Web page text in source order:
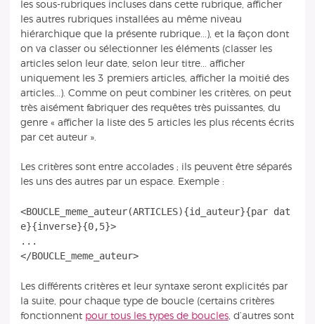
les sous-rubriques incluses dans cette rubrique, afficher
les autres rubriques installées au même niveau
hiérarchique que la présente rubrique...), et la façon dont
on va classer ou sélectionner les éléments (classer les
articles selon leur date, selon leur titre... afficher
uniquement les 3 premiers articles, afficher la moitié des
articles...). Comme on peut combiner les critères, on peut
très aisément fabriquer des requêtes très puissantes, du
genre « afficher la liste des 5 articles les plus récents écrits
par cet auteur ».
Les critères sont entre accolades ; ils peuvent être séparés
les uns des autres par un espace. Exemple :
<BOUCLE_meme_auteur(ARTICLES){id_auteur}{par dat
e}{inverse}{0,5}>
...
</BOUCLE_meme_auteur>
Les différents critères et leur syntaxe seront explicités par
la suite, pour chaque type de boucle (certains critères
fonctionnent pour tous les types de boucles, d’autres sont